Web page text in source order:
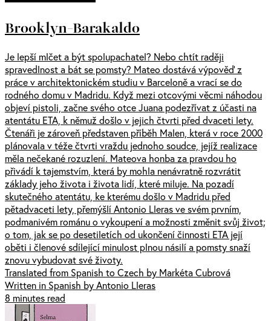
Brooklyn-Barakaldo
Je lepší mlčet a být spolupachatel? Nebo chtít raději
spravedlnost a bát se pomsty? Mateo dostává výpověď z
práce v architektonickém studiu v Barceloně a vrací se do
rodného domu v Madridu. Když mezi otcovými věcmi náhodou
objeví pistoli, začne svého otce Juana podezřívat z účasti na
atentátu ETA, k němuž došlo v jejich čtvrti před dvaceti lety.
Čtenáři je zároveň představen příběh Malen, která v roce 2000
plánovala v téže čtvrti vraždu jednoho soudce, jejíž realizace
měla nečekané rozuzlení. Mateova honba za pravdou ho
přivádí k tajemstvím, která by mohla nenávratně rozvrátit
základy jeho života i života lidí, které miluje. Na pozadí
skutečného atentátu, ke kterému došlo v Madridu před
pětadvaceti lety, přemýšlí Antonio Lleras ve svém prvním,
podmanivém románu o vykoupení a možnosti změnit svůj život;
o tom, jak se po desetiletích od ukončení činnosti ETA její
oběti i členové sdílející minulost plnou násilí a pomsty snaží
znovu vybudovat své životy.
Translated from Spanish to Czech by Markéta Cubrová
Written in Spanish by Antonio Lleras
8 minutes read